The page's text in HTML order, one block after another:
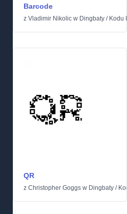
Barcode
z Vladimir Nikolic w Dingbaty / Kodu
QR
z Christopher Goggs w Dingbaty /